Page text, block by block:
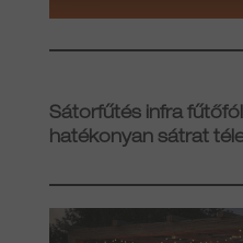
Sátorfűtés infra
hatékonyan sátrat